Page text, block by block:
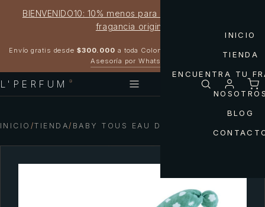
BIENVENIDO10: 10% menos para estrenar tu próxima
fragancia original
Envío gratis desde $300.000 a toda Colombia
Asesoría por WhatsApp
L'PERFUM ®
INICIO
TIENDA
ENCUENTRA TU
BLOG
INICIO /TIENDA/ BABY TOUS EAU DE COLOGNE UNISEX